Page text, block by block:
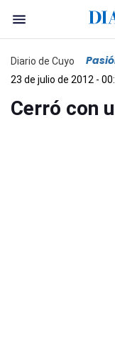
Diario de Cuyo
23 de julio de 2012 -
Cerró con